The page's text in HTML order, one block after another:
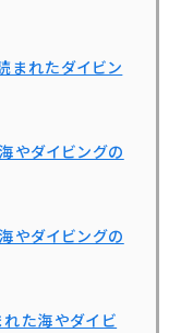
まれたダイビン
やダイビングの
やダイビングの
れた海やダイビ